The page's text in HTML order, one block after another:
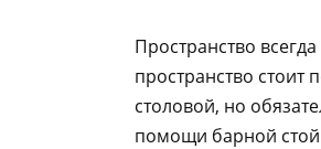
Пространство
пространство стоит
столовой, но
помощи барной